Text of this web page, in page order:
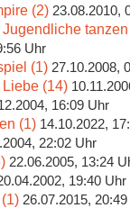
(2) 23.08.2010,
Jugendliche
Uhr
(1) 27.10.2008,
(14)
16:09 Uhr
(1) 14.10.2022,
22:02 Uhr
22.06.2005, 13:24
19:40 Uhr
26.07.2015,